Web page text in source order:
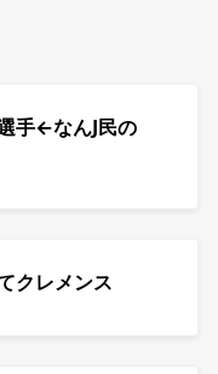
手←なんJ民の
クレメンス